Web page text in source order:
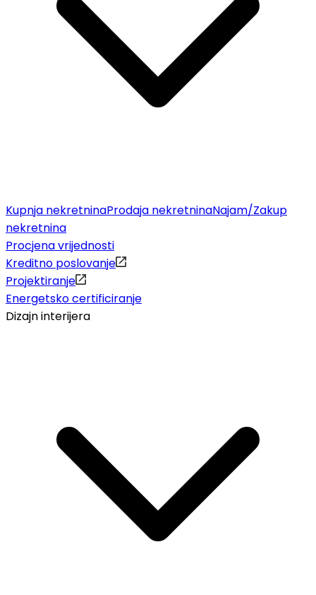
Kupnja nekretninaProdaja nekretninaNajam/Zakup
nekretnina
Procjena vrijednosti
Kreditno poslovanje
Projektiranje
Energetsko certificiranje
Dizajn interijera